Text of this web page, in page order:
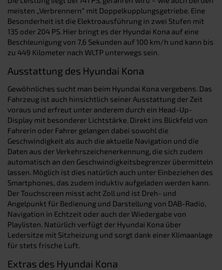
meisten „Verbrennern“ mit Doppelkupplungsgetriebe. Eine
Besonderheit ist die Elektroausführung in zwei Stufen mit
135 oder 204 PS. Hier bringt es der Hyundai Kona auf eine
Beschleunigung von 7,6 Sekunden auf 100 km/h und kann bis
zu 449 Kilometer nach WLTP unterwegs sein.
Ausstattung des Hyundai Kona
Gewöhnliches sucht man beim Hyundai Kona vergebens. Das
Fahrzeug ist auch hinsichtlich seiner Ausstattung der Zeit
voraus und erfreut unter anderem durch ein Head-Up-
Display mit besonderer Lichtstärke. Direkt ins Blickfeld von
Fahrerin oder Fahrer gelangen dabei sowohl die
Geschwindigkeit als auch die aktuelle Navigation und die
Daten aus der Verkehrszeichenerkennung, die sich zudem
automatisch an den Geschwindigkeitsbegrenzer übermitteln
lassen. Möglich ist dies natürlich auch unter Einbeziehen des
Smartphones, das zudem induktiv aufgeladen werden kann.
Der Touchscreen misst acht Zoll und ist Dreh- und
Angelpunkt für Bedienung und Darstellung von DAB-Radio,
Navigation in Echtzeit oder auch der Wiedergabe von
Playlisten. Natürlich verfügt der Hyundai Kona über
Ledersitze mit Sitzheizung und sorgt dank einer Klimaanlage
für stets frische Luft.
Extras des Hyundai Kona